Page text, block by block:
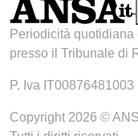
Periodicità
presso il Tribunale di
P. Iva IT00876481003
Copyright 2026 ©